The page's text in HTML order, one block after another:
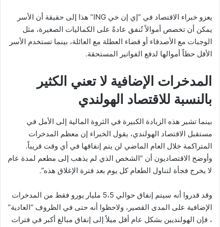
يعزو خبراء الاقتصاد في “إي إن خي ING” هذا إلى حقيقة أن الأسر
يمكن أن تخصص أموالاً تُنفق عادةً على الكماليات الصغيرة، مثل
الوجبات مع الأصدقاء أو قضاء العطلة مع العائلة، بينما تستخدم الأسر
الأقل حظاً أموالها لدفع الفواتير المستحقة.
المدخرات الإضافية لا تعني الكثير
بالنسبة للاقتصاد الهولندي
بينما تشير هذه الزيادة الكبيرة في الثروة المالية إلى الأمل في
مستقبل الاقتصاد الهولندي، يقول الخبراء إن معظم المدخرات
المتراكمة خلال العام الماضي لن يتم إنفاقها في أي وقت قريباً.
وأوضح الاقتصاديون أن “الشخص الذي لم يذهب إلى مطعم لمدة عام
لا يخرج فجأة لتناول الطعام كل يوم بعد فترة الإغلاق هذه”.
وقد قدروا أنه سيتم إنفاق حوالي 5،5 مليار يورو فقط من المدخرات
الإضافية على المدى القصير، ولاحظوا أنه حتى في الظروف “العادية”
، فإن الهولنديين بشكل عام أقل ميلاً إلى إنفاق مبالغ أكبر في فترات